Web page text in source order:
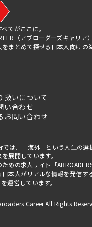
てがここに。
（アブローダーズキャリア
をまとめて探せる日本人向けの
扱いについて
い合わせ
お問い合わせ
は、「海外」という人生の選
展開しています。
めの求人サイト「
日本人がリアルな情報を発信す
を運営しています。
Career All Rights